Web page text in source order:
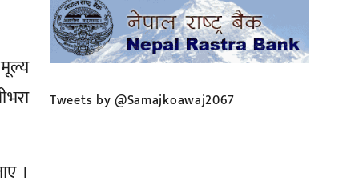
।
Tweets by @Samajkoawaj2067